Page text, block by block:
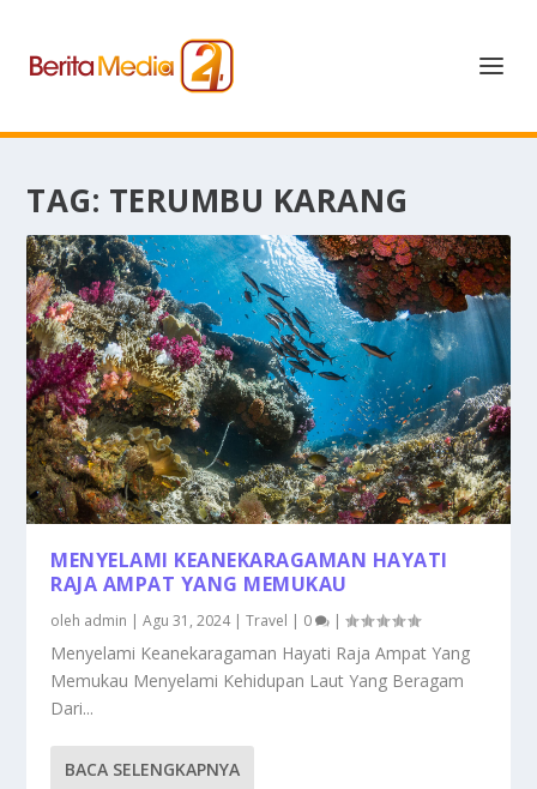
TAG: TERUMBU KARANG
MENYELAMI KEANEKARAGAMAN HAYATI
RAJA AMPAT YANG MEMUKAU
oleh admin |Agu 31, 2024|Travel | 0 |
Menyelami Keanekaragaman Hayati Raja Ampat Yang
Memukau Menyelami Kehidupan Laut Yang Beragam
Dari...
BACA SELENGKAPNYA